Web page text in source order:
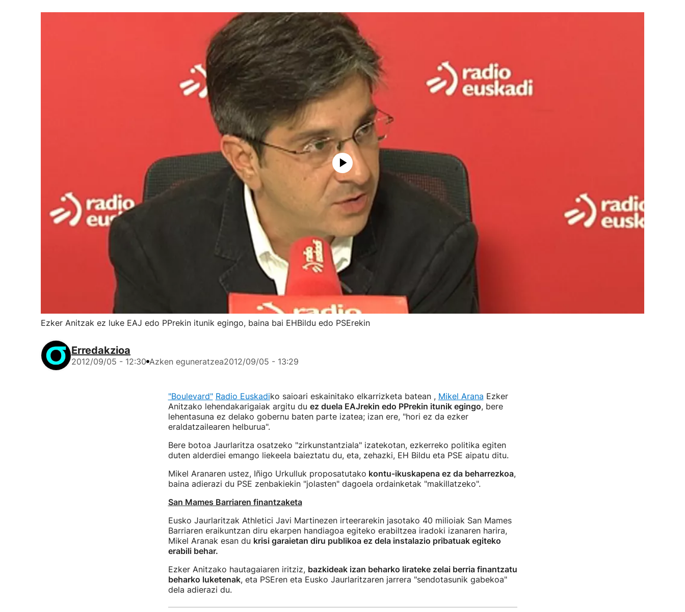
Ezker Anitzak ez luke EAJ edo PPrekin itunik egingo, baina bai EHBildu edo PSErekin
Erredakzioa
2012/09/05 - 12:30 Azken eguneratzea2012/09/05 - 13:29
"Boulevard" Radio Euskadiko saioari eskainitako elkarrizketa batean , Mikel Arana Ezker
Anitzako lehendakarigaiak argitu du ez duela EAJrekin edo PPrekin itunik egingo, bere
lehentasuna ez delako gobernu baten parte izatea; izan ere, "hori ez da ezker
eraldatzailearen helburua".
Bere botoa Jaurlaritza osatzeko "zirkunstantziala" izatekotan, ezkerreko politika egiten
duten alderdiei emango liekeela baieztatu du, eta, zehazki, EH Bildu eta PSE aipatu ditu.
Mikel Aranaren ustez, Iñigo Urkulluk proposatutako kontu-ikuskapena ez da beharrezkoa,
baina adierazi du PSE zenbakiekin "jolasten" dagoela ordainketak "makillatzeko".
San Mames Barriaren finantzaketa
Eusko Jaurlaritzak Athletici Javi Martinezen irteerarekin jasotako 40 milioiak San Mames
Barriaren eraikuntzan diru ekarpen handiagoa egiteko erabiltzea iradoki izanaren harira,
Mikel Aranak esan du krisi garaietan diru publikoa ez dela instalazio pribatuak egiteko
erabili behar.
Ezker Anitzako hautagaiaren iritziz, bazkideak izan beharko lirateke zelai berria finantzatu
beharko luketenak, eta PSEren eta Eusko Jaurlaritzaren jarrera "sendotasunik gabekoa"
dela adierazi du.